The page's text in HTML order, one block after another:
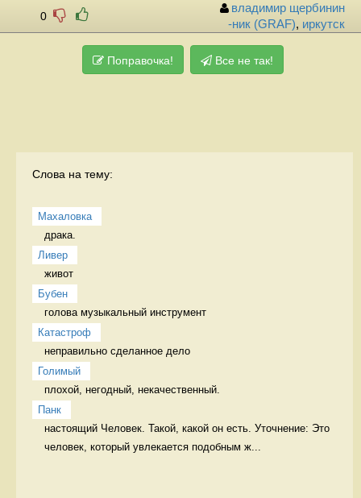
0
владимир щербинин
-ник (GRAF), иркутск
Поправочка! Все не так!
Слова на тему:
Махаловка
драка.
Ливер
живот
Бубен
голова музыкальный инструмент
Катастроф
неправильно сделанное дело
Голимый
плохой, негодный, некачественный.
Панк
настоящий Человек. Такой, какой он есть. Уточнение: Это
человек, который увлекается подобным ж...